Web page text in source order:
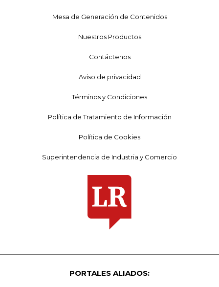
Mesa de Generación de Contenidos
Nuestros Productos
Contáctenos
Aviso de privacidad
Términos y Condiciones
Política de Tratamiento de Información
Política de Cookies
Superintendencia de Industria y Comercio
PORTALES ALIADOS: